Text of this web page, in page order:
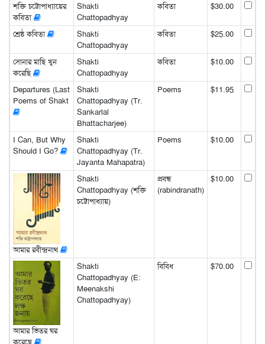
শক্তি চট্টোপাধ্যায়ের
কবিতা
Shakti
Chattopadhyay
কবিতা $30.00
শ্রেষ্ঠ কবিতা
Shakti
Chattopadhyay
কবিতা $25.00
সোনার মাছি খুন
করেছি
Shakti
Chattopadhyay
কবিতা $10.00
Departures (Last
Poems of Shakt
Shakti
Chattopadhyay (Tr.
Sankarlal
Bhattacharjee)
Poems $11.95
I Can, But Why
Should I Go?
Shakti
Chattopadhyay (Tr.
Jayanta Mahapatra)
Poems $10.00
আমার রবীন্দ্রনাথ
Shakti
Chattopadhyay (শক্তি
চট্টোপাধ্যায়)
প্রবন্ধ
(rabindranath)
$10.00
আমার ভিতর ঘর
করেছে
Shakti
Chattopadhyay (E:
Meenakshi
Chattopadhyay)
বিবিধ $70.00